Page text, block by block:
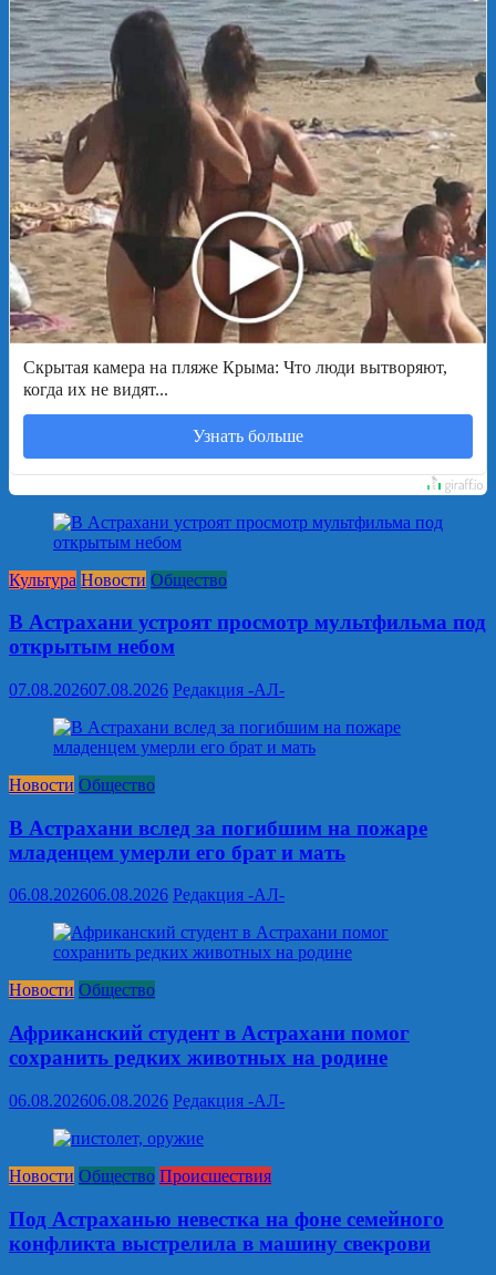
Скрытая камера на пляже Крыма: Что люди вытворяют,
когда их не видят...
Узнать больше
Культура Новости Общество
В Астрахани устроят просмотр мультфильма под
открытым небом
07.08.202607.08.2026 Редакция -АЛ-
Новости Общество
В Астрахани вслед за погибшим на пожаре
младенцем умерли его брат и мать
06.08.202606.08.2026 Редакция -АЛ-
Новости Общество
Африканский студент в Астрахани помог
сохранить редких животных на родине
06.08.202606.08.2026 Редакция -АЛ-
Новости Общество Происшествия
Под Астраханью невестка на фоне семейного
конфликта выстрелила в машину свекрови